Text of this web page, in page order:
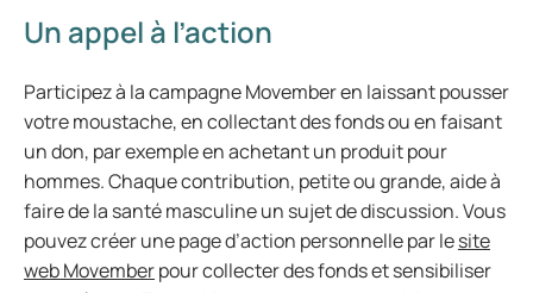
Un appel à l’action
Participez à la campagne Movember en laissant pousser
votre moustache, en collectant des fonds ou en faisant
un don, par exemple en achetant un produit pour
hommes. Chaque contribution, petite ou grande, aide à
faire de la santé masculine un sujet de discussion. Vous
pouvez créer une page d’action personnelle par lesite
web Movemberpour collecter des fonds et sensibiliser